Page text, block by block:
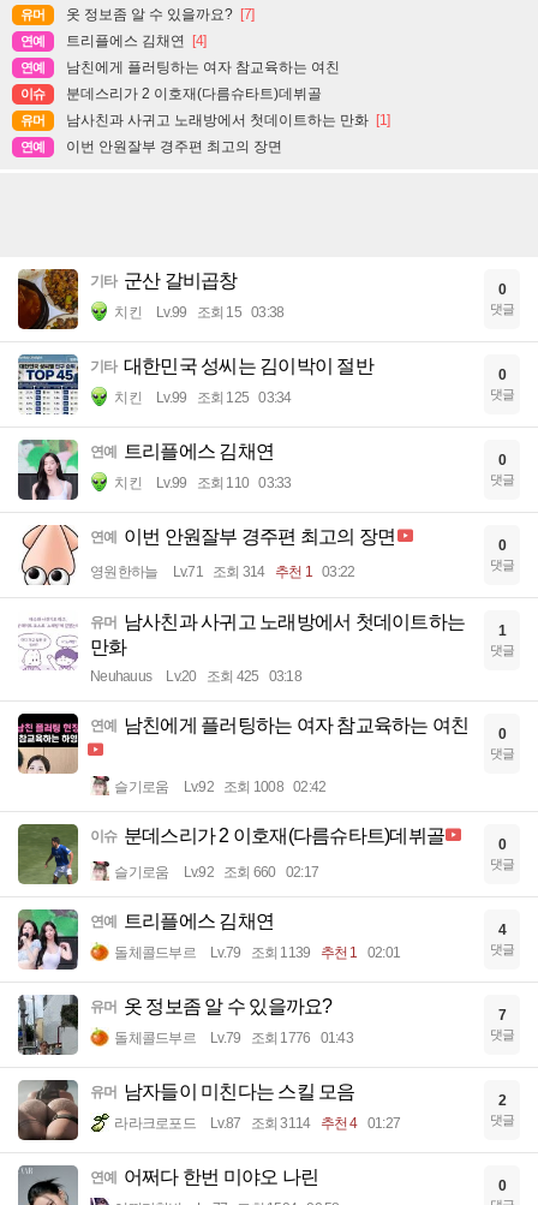
유머 옷 정보좀 알 수 있을까요? [7]
연예 트리플에스 김채연 [4]
연예 남친에게 플러팅하는 여자 참교육하는 여친
이슈 분데스리가 2 이호재(다름슈타트)데뷔골
유머 남사친과 사귀고 노래방에서 첫데이트하는 만화 [1]
연예 이번 안원잘부 경주편 최고의 장면
기타 군산 갈비곱창
치킨 Lv.99 조회 15 03:38
0
댓글
기타 대한민국 성씨는 김이박이 절반
치킨 Lv.99 조회 125 03:34
0
댓글
연예 트리플에스 김채연
치킨 Lv.99 조회 110 03:33
0
댓글
연예 이번 안원잘부 경주편 최고의 장면
영원한하늘 Lv.71 조회 314 추천 1 03:22
0
댓글
유머 남사친과 사귀고 노래방에서 첫데이트하는
만화
Neuhauus Lv.20 조회 425 03:18
1
댓글
연예 남친에게 플러팅하는 여자 참교육하는 여친
슬기로움 Lv.92 조회 1008 02:42
0
댓글
이슈 분데스리가 2 이호재(다름슈타트)데뷔골
슬기로움 Lv.92 조회 660 02:17
0
댓글
연예 트리플에스 김채연
돌체콜드부르 Lv.79 조회 1139 추천 1 02:01
4
댓글
유머 옷 정보좀 알 수 있을까요?
돌체콜드부르 Lv.79 조회 1776 01:43
7
댓글
유머 남자들이 미친다는 스킬 모음
라라크로포드 Lv.87 조회 3114 추천 4 01:27
2
댓글
연예 어쩌다 한번 미야오 나린 0